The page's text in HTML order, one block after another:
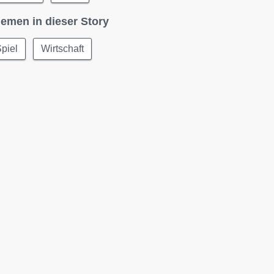
in dieser Story
Wirtschaft